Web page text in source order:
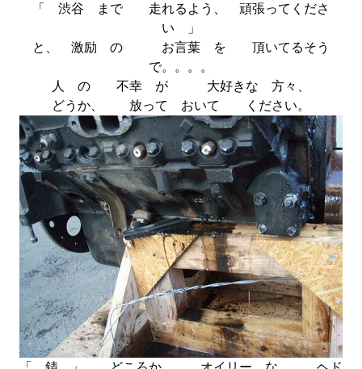
「 渋谷 まで 走れるよう、 頑張ってくださ
い 」
と、 激励 の お言葉 を 頂いてるそう
で。。。。
人 の 不幸 が 大好きな 方々、
どうか、 放って おいて ください。